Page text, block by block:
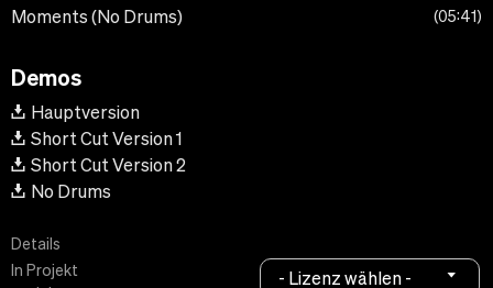
Moments (No Drums) 05:41
Demos
Hauptversion
Short Cut Version 1
Short Cut Version 2
No Drums
Details
In Projekt
- Lizenz wählen -